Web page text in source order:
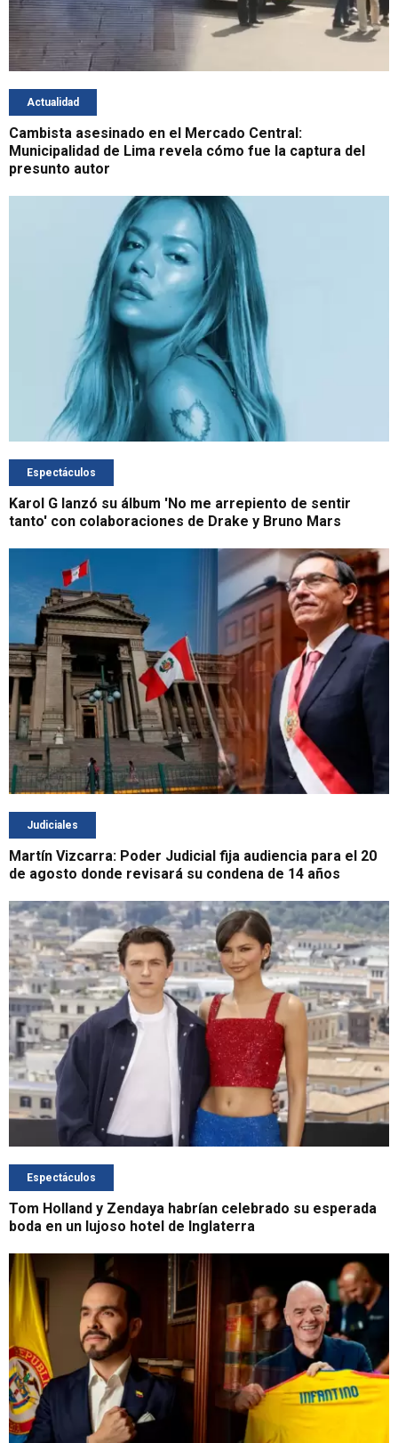
Actualidad
Cambista asesinado en el Mercado Central:
Municipalidad de Lima revela cómo fue la captura del
presunto autor
Espectáculos
Karol G lanzó su álbum 'No me arrepiento de sentir
tanto' con colaboraciones de Drake y Bruno Mars
Judiciales
Martín Vizcarra: Poder Judicial fija audiencia para el 20
de agosto donde revisará su condena de 14 años
Espectáculos
Tom Holland y Zendaya habrían celebrado su esperada
boda en un lujoso hotel de Inglaterra